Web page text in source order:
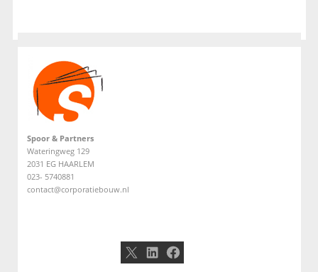
Spoor & Partners
Wateringweg 129
2031 EG HAARLEM
023- 5740881
contact@corporatiebouw.nl
X LinkedIn
Facebook